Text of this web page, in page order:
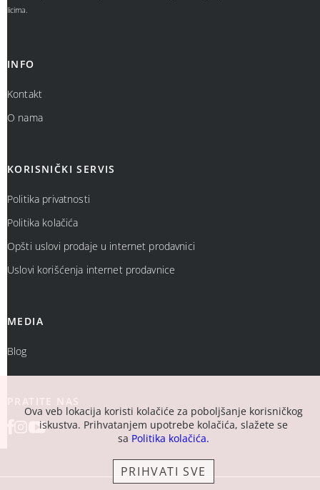
Ova veb lokacija koristi kolačiće za poboljšanje korisničkog
iskustva. Prihvatanjem upotrebe kolačića, slažete se
sa Politika kolačića.
PRIHVATI SVE
licima.
INFO
Kontakt
O nama
KORISNIČKI SERVIS
Politika privatnosti
Politika kolačića
Opšti uslovi prodaje u internet prodavnici
Uslovi korišćenja internet prodavnice
MEDIA
Blog